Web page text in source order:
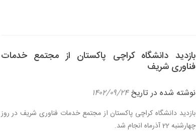
بازدید دانشگاه کراچی پاکستان از مجتمع خدمات
فناوری شریف
نوشته شده در تاریخ۱۴۰۲/۰۹/۲۴
بازدید دانشگاه کراچی پاکستان از مجتمع خدمات فناوری شریف در روز
چهارشنبه 22 آذرماه انجام شد.